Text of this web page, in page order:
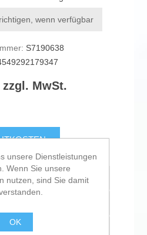
wenn verfügbar
S7190638
zzgl. MwSt.
zugefügt
unsere Dienstleistungen
Wenn Sie unsere
nutzen, sind Sie damit
OK